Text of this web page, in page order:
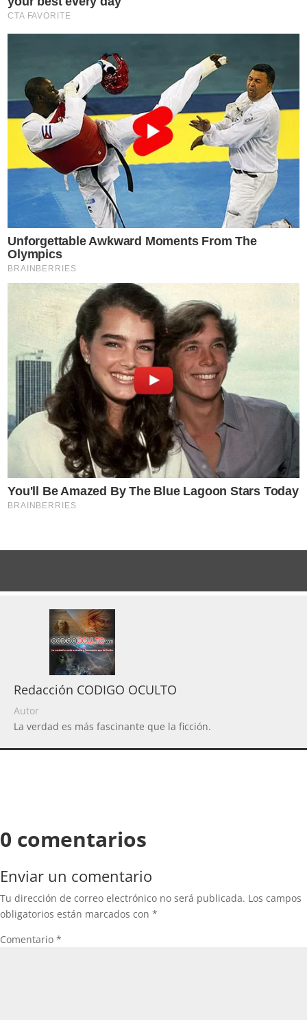
Redacción CODIGO OCULTO
Autor
La verdad es más fascinante que la ficción.
0 comentarios
Enviar un comentario
Tu dirección de correo electrónico no será publicada. Los campos
obligatorios están marcados con *
Comentario *